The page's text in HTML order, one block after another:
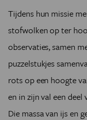
Tijdens hun missie
stofwolken op ter
observaties, samen
puzzelstukjes
rots op een hoogte
en in zijn val een deel
Die massa van ijs en